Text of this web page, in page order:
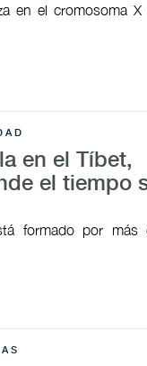
en el cromosoma
en el Tíbet,
el tiempo
formado por más